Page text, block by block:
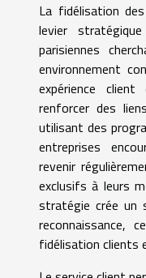
La fidélisation
levier
parisiennes
environnement
expérience
renforcer des
utilisant des
entreprises
revenir
exclusifs à leurs
stratégie crée un
reconnaissance,
fidélisation clients